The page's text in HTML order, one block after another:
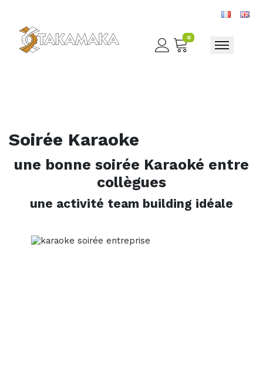
0
Toggle
Soirée Karaoke
une bonne soirée Karaoké entre
collègues
une activité team building idéale